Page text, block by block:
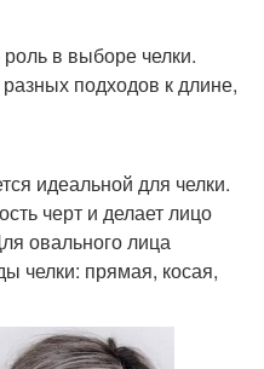
в выборе челки.
подходов к длине,
идеальной для челки.
черт и делает лицо
овального лица
челки: прямая, косая,